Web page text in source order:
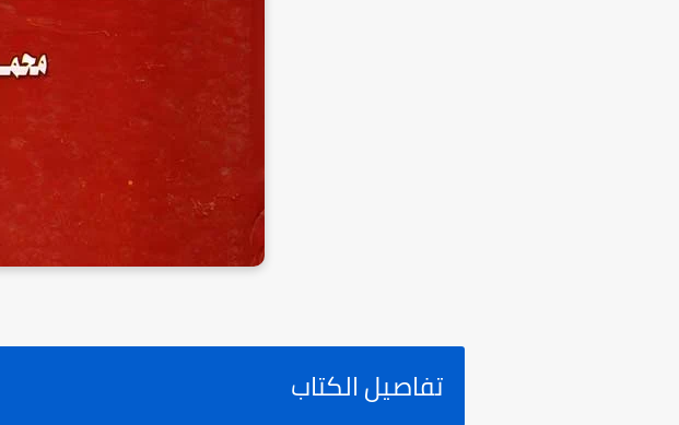
تفاصيل الكتاب